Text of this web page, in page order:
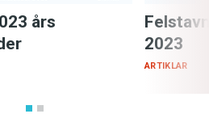
års
2023
ARTIKLAR